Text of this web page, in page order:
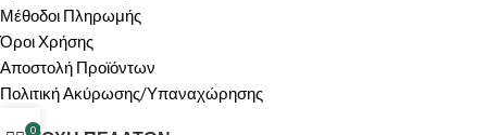
Μέθοδοι Πληρωμής
Όροι Χρήσης
Αποστολή Προϊόντων
Πολιτική Ακύρωσης/Υπαναχώρησης
0